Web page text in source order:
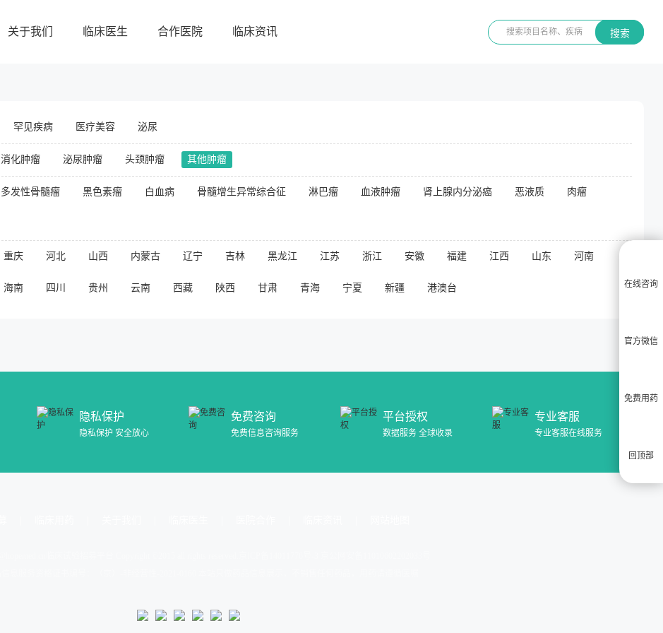
关于我们 临床医生 合作医院 临床资讯 搜索
罕见疾病 医疗美容 泌尿
消化肿瘤 泌尿肿瘤 头颈肿瘤 其他肿瘤
多发性骨髓瘤 黑色素瘤 白血病 骨髓增生异常综合征 淋巴瘤 血液肿瘤 肾上腺内分泌癌 恶液质 肉瘤
重庆 河北 山西 内蒙古 辽宁 吉林 黑龙江 江苏 浙江 安徽 福建 江西 山东 河南
海南 四川 贵州 云南 西藏 陕西 甘肃 青海 宁夏 新疆 港澳台
隐私保护
隐私保护 安全放心
免费咨询
免费信息咨询服务
平台授权
数据服务 全球收录
专业客服
专业客服在线服务
在线咨询
官方微信
免费用药
回顶部